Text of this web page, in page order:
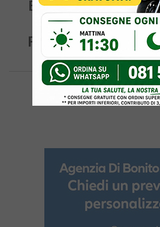
Bradisismo
POZZUOLI/ La Denuncia:
Dopo La Scossa